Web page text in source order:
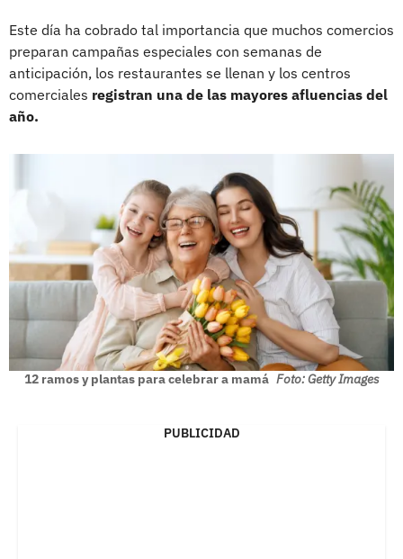
Este día ha cobrado tal importancia que muchos comercios
preparan campañas especiales con semanas de
anticipación, los restaurantes se llenan y los centros
comerciales registran una de las mayores afluencias del
año.
12 ramos y plantas para celebrar a mamá Foto: Getty Images
PUBLICIDAD